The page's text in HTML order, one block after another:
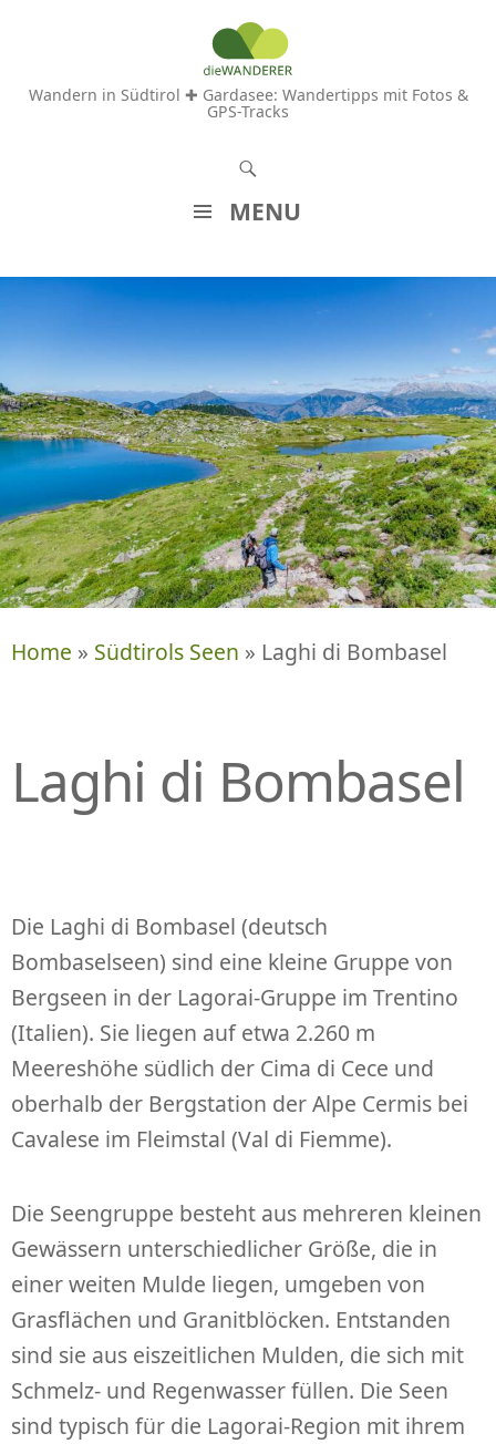
Wandern in Südtirol ✚ Gardasee: Wandertipps mit Fotos &
GPS-Tracks
e
n
MENU
M
N
A
L
T
S
P
R
I
N
N
Home » Südtirols Seen » Laghi di Bombasel
Laghi di Bombasel
Die Laghi di Bombasel (deutsch
Bombaselseen) sind eine kleine Gruppe von
Bergseen in der Lagorai-Gruppe im Trentino
(Italien). Sie liegen auf etwa 2.260 m
Meereshöhe südlich der Cima di Cece und
oberhalb der Bergstation der Alpe Cermis bei
Cavalese im Fleimstal (Val di Fiemme).
Die Seengruppe besteht aus mehreren kleinen
Gewässern unterschiedlicher Größe, die in
einer weiten Mulde liegen, umgeben von
Grasflächen und Granitblöcken. Entstanden
sind sie aus eiszeitlichen Mulden, die sich mit
Schmelz- und Regenwasser füllen. Die Seen
sind typisch für die Lagorai-Region mit ihrem